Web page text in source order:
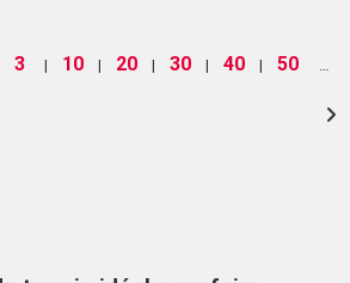
3 | 10 | 20 | 30 | 40 | 50